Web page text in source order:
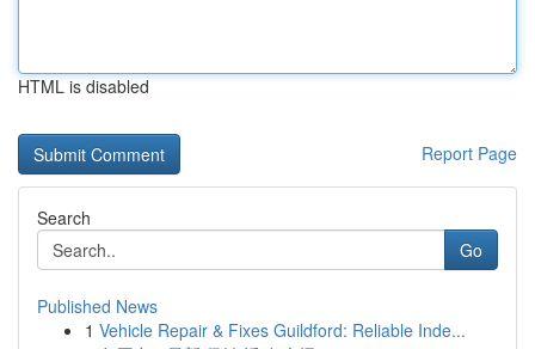
HTML is disabled
Report Page
Search
Go
Published News
1 Vehicle Repair & Fixes Guildford: Reliable Inde...